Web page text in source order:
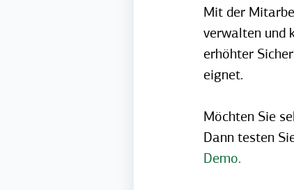
Mit der
verwalten und
erhöhter
eignet.
Möchten Sie
Dann testen
Demo.